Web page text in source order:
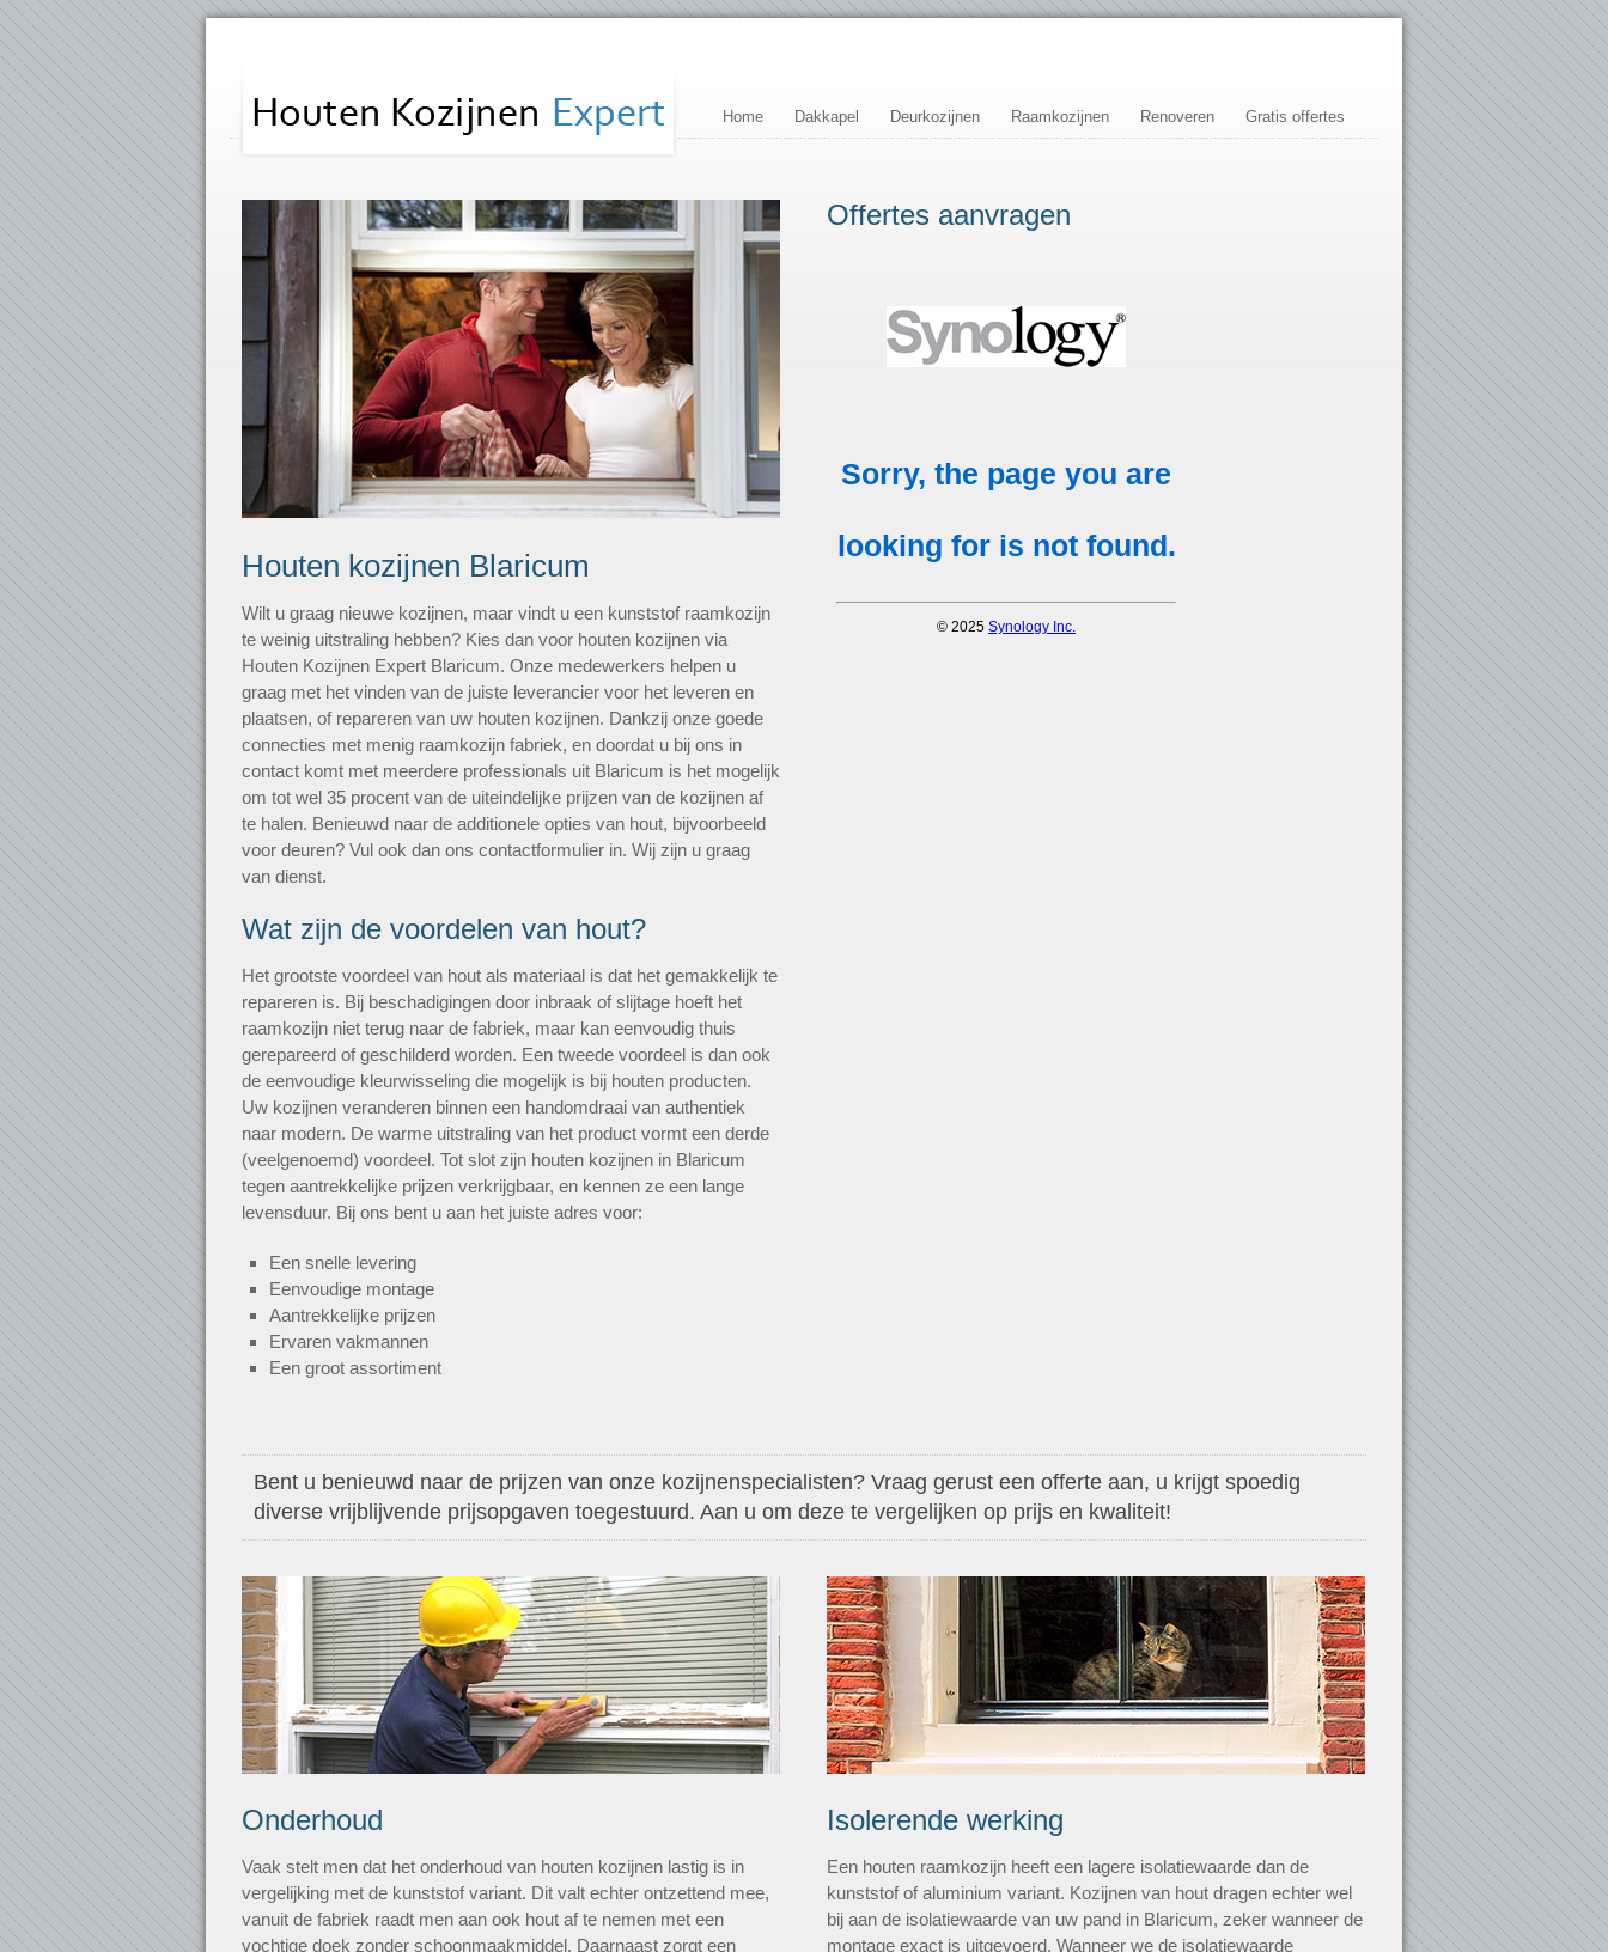
Home Dakkapel Deurkozijnen Raamkozijnen Renoveren Gratis offertes
Houten kozijnen Blaricum
Wilt u graag nieuwe kozijnen, maar vindt u een kunststof raamkozijn
te weinig uitstraling hebben? Kies dan voor houten kozijnen via
Houten Kozijnen Expert Blaricum. Onze medewerkers helpen u
graag met het vinden van de juiste leverancier voor het leveren en
plaatsen, of repareren van uw houten kozijnen. Dankzij onze goede
connecties met menig raamkozijn fabriek, en doordat u bij ons in
contact komt met meerdere professionals uit Blaricum is het mogelijk
om tot wel 35 procent van de uiteindelijke prijzen van de kozijnen af
te halen. Benieuwd naar de additionele opties van hout, bijvoorbeeld
voor deuren? Vul ook dan ons contactformulier in. Wij zijn u graag
van dienst.
Wat zijn de voordelen van hout?
Het grootste voordeel van hout als materiaal is dat het gemakkelijk te
repareren is. Bij beschadigingen door inbraak of slijtage hoeft het
raamkozijn niet terug naar de fabriek, maar kan eenvoudig thuis
gerepareerd of geschilderd worden. Een tweede voordeel is dan ook
de eenvoudige kleurwisseling die mogelijk is bij houten producten.
Uw kozijnen veranderen binnen een handomdraai van authentiek
naar modern. De warme uitstraling van het product vormt een derde
(veelgenoemd) voordeel. Tot slot zijn houten kozijnen in Blaricum
tegen aantrekkelijke prijzen verkrijgbaar, en kennen ze een lange
levensduur. Bij ons bent u aan het juiste adres voor:
Een snelle levering
Eenvoudige montage
Aantrekkelijke prijzen
Ervaren vakmannen
Een groot assortiment
Offertes aanvragen
Bent u benieuwd naar de prijzen van onze kozijnenspecialisten? Vraag gerust een offerte aan, u krijgt spoedig
diverse vrijblijvende prijsopgaven toegestuurd. Aan u om deze te vergelijken op prijs en kwaliteit!
Onderhoud
Vaak stelt men dat het onderhoud van houten kozijnen lastig is in
vergelijking met de kunststof variant. Dit valt echter ontzettend mee,
vanuit de fabriek raadt men aan ook hout af te nemen met een
vochtige doek zonder schoonmaakmiddel. Daarnaast zorgt een
Isolerende werking
Een houten raamkozijn heeft een lagere isolatiewaarde dan de
kunststof of aluminium variant. Kozijnen van hout dragen echter wel
bij aan de isolatiewaarde van uw pand in Blaricum, zeker wanneer de
montage exact is uitgevoerd. Wanneer we de isolatiewaarde